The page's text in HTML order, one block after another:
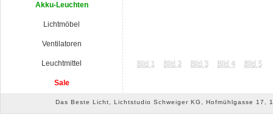
Akku-Leuchten
Lichtmöbel
Ventilatoren
Leuchtmittel
Sale
Das Beste Licht, Lichtstudio Schweiger KG, Hofmühlgasse